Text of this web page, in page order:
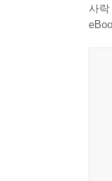
그
옳
사락